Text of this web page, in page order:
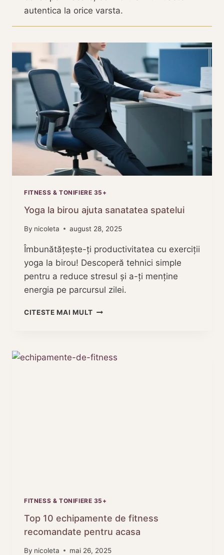
autentica la orice varsta.
FITNESS & TONIFIERE 35+
Yoga la birou ajuta sanatatea spatelui
By nicoleta august 28, 2025
Îmbunătățește-ți productivitatea cu exerciții
yoga la birou! Descoperă tehnici simple
pentru a reduce stresul și a-ți menține
energia pe parcursul zilei.
CITESTE MAI MULTYOGA
SPATELUI
FITNESS & TONIFIERE 35+
Top 10 echipamente de fitness
recomandate pentru acasa
By nicoleta mai 26, 2025